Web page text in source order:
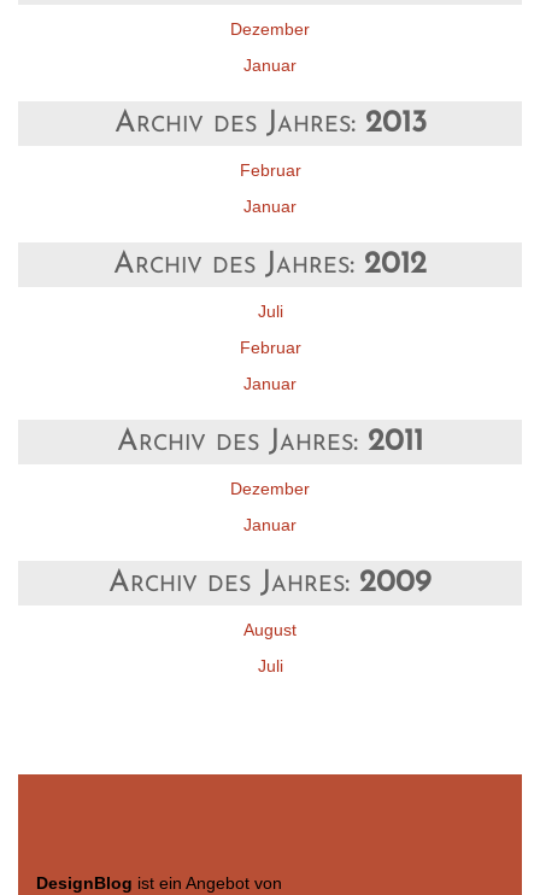
Dezember
Januar
Archiv des Jahres: 2013
Februar
Januar
Archiv des Jahres: 2012
Juli
Februar
Januar
Archiv des Jahres: 2011
Dezember
Januar
Archiv des Jahres: 2009
August
Juli
DesignBlog ist ein Angebot von